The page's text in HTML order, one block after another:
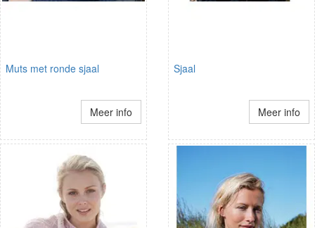
Muts met ronde sjaal
Meer info
Sjaal
Meer info